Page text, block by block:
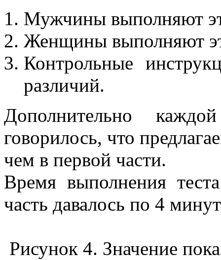
Мужчины выполняют
Женщины выполняют
Контрольные
различий.
Дополнительно
говорилось, что
чем в первой части.
Время выполнения
часть давалось по 4
Рисунок 4. Значение